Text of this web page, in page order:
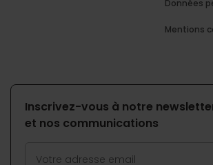
Données
Mentions
Inscrivez-vous à notre
et nos communications